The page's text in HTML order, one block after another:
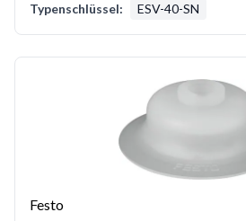
Typenschlüssel:
ESV-40-SN
Festo